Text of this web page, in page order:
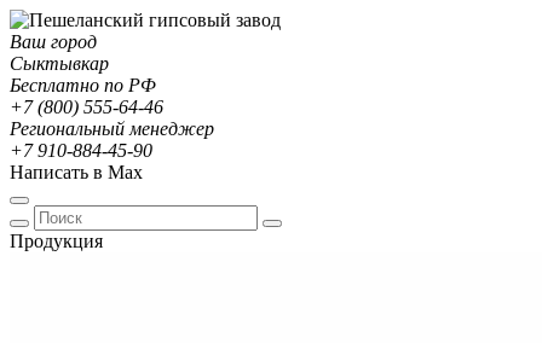
Ваш город
Сыктывкар
Бесплатно по РФ
+7 (800) 555-64-46
Региональный менеджер
+7 910-884-45-90
Написать в Max
Продукция